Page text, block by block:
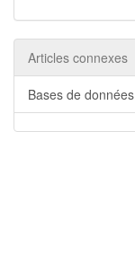
Articles connexes
Bases de données